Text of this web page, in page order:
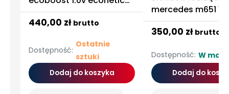
fiesta
440,00 zł brutto
Dostępność:
Ostatnie
sztuki
Dodaj do koszyka
mercedes m651 1.8
diesel
350,00 zł brutto
Dostępność: W
Dodaj do